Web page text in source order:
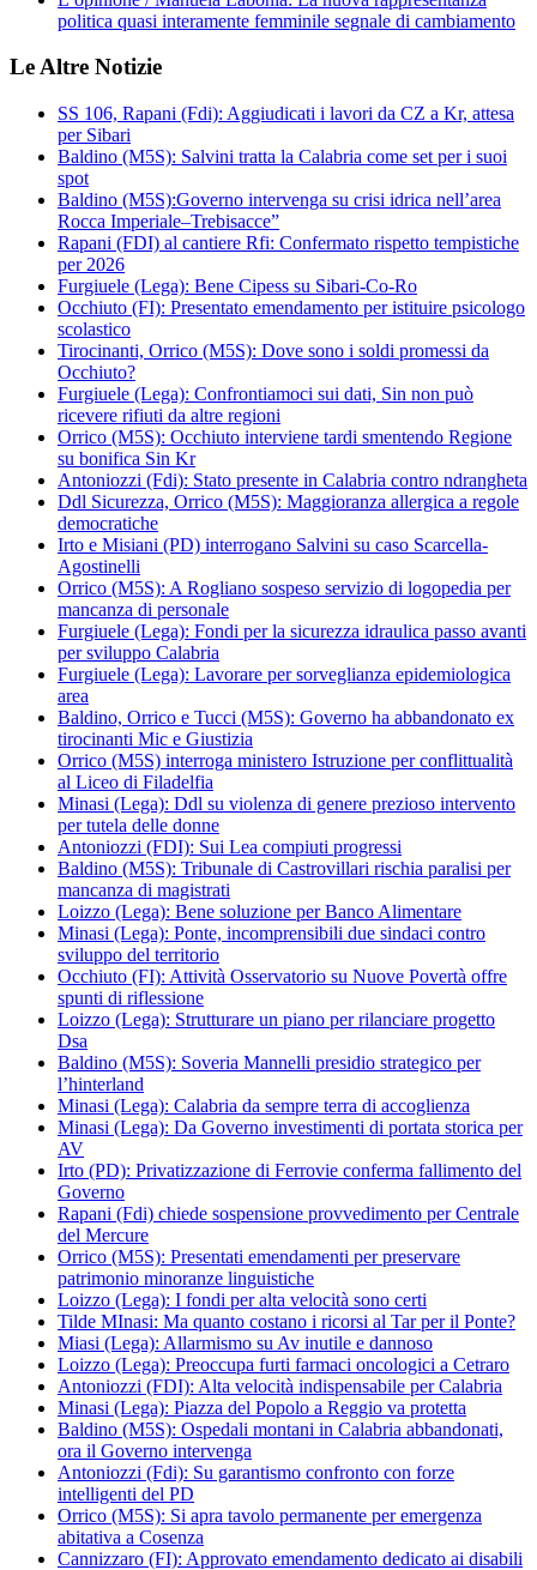
politica quasi interamente femminile segnale di cambiamento
Le Altre Notizie
SS 106, Rapani (Fdi): Aggiudicati i lavori da CZ a Kr, attesa
per Sibari
Baldino (M5S): Salvini tratta la Calabria come set per i suoi
spot
Baldino (M5S):Governo intervenga su crisi idrica nell’area
Rocca Imperiale–Trebisacce”
Rapani (FDI) al cantiere Rfi: Confermato rispetto tempistiche
per 2026
Furgiuele (Lega): Bene Cipess su Sibari-Co-Ro
Occhiuto (FI): Presentato emendamento per istituire psicologo
scolastico
Tirocinanti, Orrico (M5S): Dove sono i soldi promessi da
Occhiuto?
Furgiuele (Lega): Confrontiamoci sui dati, Sin non può
ricevere rifiuti da altre regioni
Orrico (M5S): Occhiuto interviene tardi smentendo Regione
su bonifica Sin Kr
Antoniozzi (Fdi): Stato presente in Calabria contro ndrangheta
Ddl Sicurezza, Orrico (M5S): Maggioranza allergica a regole
democratiche
Irto e Misiani (PD) interrogano Salvini su caso Scarcella-
Agostinelli
Orrico (M5S): A Rogliano sospeso servizio di logopedia per
mancanza di personale
Furgiuele (Lega): Fondi per la sicurezza idraulica passo avanti
per sviluppo Calabria
Furgiuele (Lega): Lavorare per sorveglianza epidemiologica
area
Baldino, Orrico e Tucci (M5S): Governo ha abbandonato ex
tirocinanti Mic e Giustizia
Orrico (M5S) interroga ministero Istruzione per conflittualità
al Liceo di Filadelfia
Minasi (Lega): Ddl su violenza di genere prezioso intervento
per tutela delle donne
Antoniozzi (FDI): Sui Lea compiuti progressi
Baldino (M5S): Tribunale di Castrovillari rischia paralisi per
mancanza di magistrati
Loizzo (Lega): Bene soluzione per Banco Alimentare
Minasi (Lega): Ponte, incomprensibili due sindaci contro
sviluppo del territorio
Occhiuto (FI): Attività Osservatorio su Nuove Povertà offre
spunti di riflessione
Loizzo (Lega): Strutturare un piano per rilanciare progetto
Dsa
Baldino (M5S): Soveria Mannelli presidio strategico per
l’hinterland
Minasi (Lega): Calabria da sempre terra di accoglienza
Minasi (Lega): Da Governo investimenti di portata storica per
AV
Irto (PD): Privatizzazione di Ferrovie conferma fallimento del
Governo
Rapani (Fdi) chiede sospensione provvedimento per Centrale
del Mercure
Orrico (M5S): Presentati emendamenti per preservare
patrimonio minoranze linguistiche
Loizzo (Lega): I fondi per alta velocità sono certi
Tilde MInasi: Ma quanto costano i ricorsi al Tar per il Ponte?
Miasi (Lega): Allarmismo su Av inutile e dannoso
Loizzo (Lega): Preoccupa furti farmaci oncologici a Cetraro
Antoniozzi (FDI): Alta velocità indispensabile per Calabria
Minasi (Lega): Piazza del Popolo a Reggio va protetta
Baldino (M5S): Ospedali montani in Calabria abbandonati,
ora il Governo intervenga
Antoniozzi (Fdi): Su garantismo confronto con forze
intelligenti del PD
Orrico (M5S): Si apra tavolo permanente per emergenza
abitativa a Cosenza
Cannizzaro (FI): Approvato emendamento dedicato ai disabili